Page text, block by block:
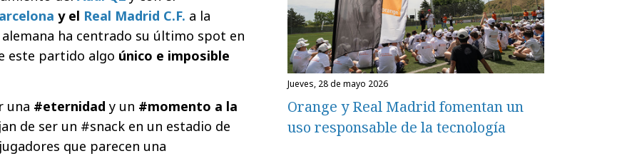
y el Real Madrid C.F. a la
ha centrado su último spot en
este partido algo único e imposible
una #eternidad y un #momento a la
de ser un #snack en un estadio de
que parecen una
jueves, 28 de mayo 2026
Orange y Real Madrid fomentan un
uso responsable de la tecnología